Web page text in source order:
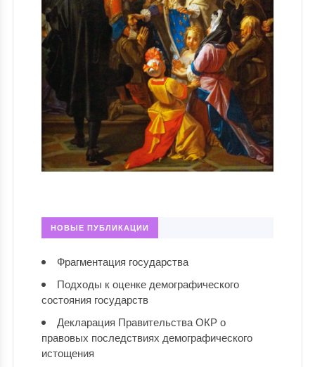
НОВЫЕ ПУБЛИКАЦИИ
Фрагментация государства
Подходы к оценке демографического
состояния государств
Декларация Правительства ОКР о
правовых последствиях демографического
истощения